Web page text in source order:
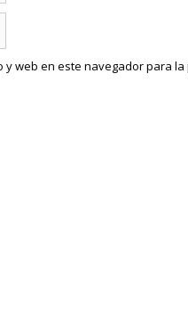
web en este navegador para